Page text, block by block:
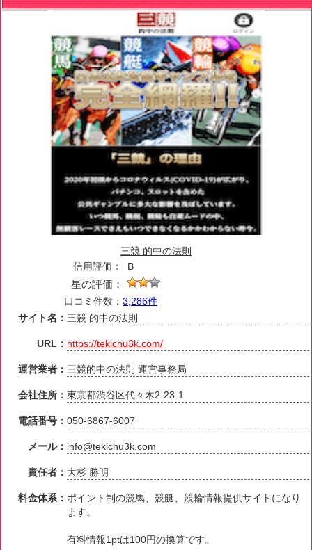
三競 的中の法則
信用評価：
B
星の評価：
口コミ件数： 3,286件
サイト名： 三競 的中の法則
URL： https://tekichu3k.com/
運営業者： 三競的中の法則 運営事務局
会社住所：東京都渋谷区代々木2-23-1
電話番号：050-6867-6007
メール： info@tekichu3k.com
責任者： 大杉 勝明
料金体系： ポイント制の競馬、競艇、競輪情報提供サイトになり
ます。
有料情報1ptは100円の換算です。